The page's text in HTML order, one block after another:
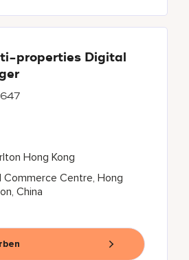
properties Digital
Commerce Centre, Hong
China
Hong Kong